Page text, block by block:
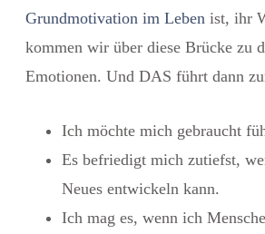
Grundmotivation im Leben ist, ihr
kommen wir über diese Brücke zu
Emotionen. Und DAS führt dann
Ich möchte mich gebraucht
Es befriedigt mich zutiefst,
Neues entwickeln kann.
Ich mag es, wenn ich